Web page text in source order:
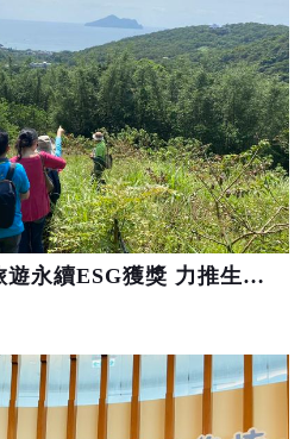
國際肯定／東北角旅遊永續ESG獲獎 力推生態旅遊新遊程